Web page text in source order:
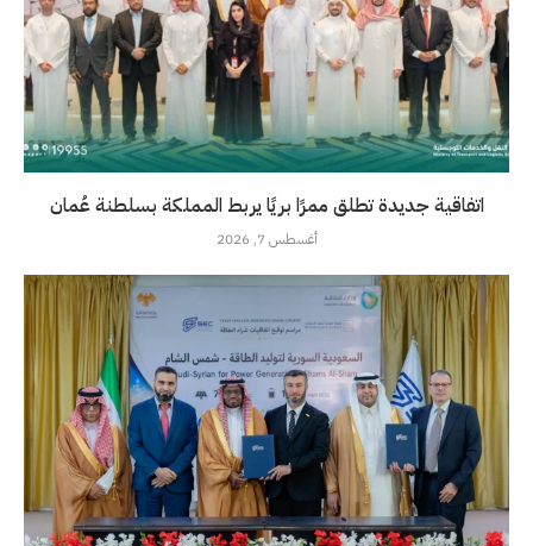
اتفاقية جديدة تطلق ممرًا بريًا يربط المملكة بسلطنة عُمان
أغسطس 7, 2026